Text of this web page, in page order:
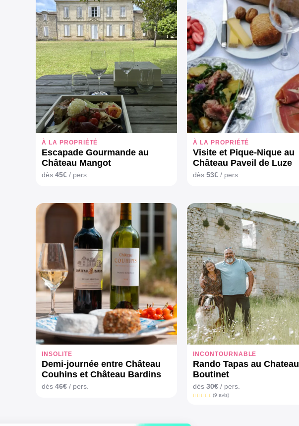
À LA PROPRIÉTÉ
Escapade Gourmande au
Château Mangot
dès 45€ / pers.
À LA PROPRIÉTÉ
Visite et Pique-Nique au
Château Paveil de Luze
dès 53€ / pers.
INSOLITE
Demi-journée entre Château
Couhins et Château Bardins
dès 46€ / pers.
INCONTOURNABLE
Rando Tapas au Chateau
Boutinet
dès 30€ / pers.
(9 avis)